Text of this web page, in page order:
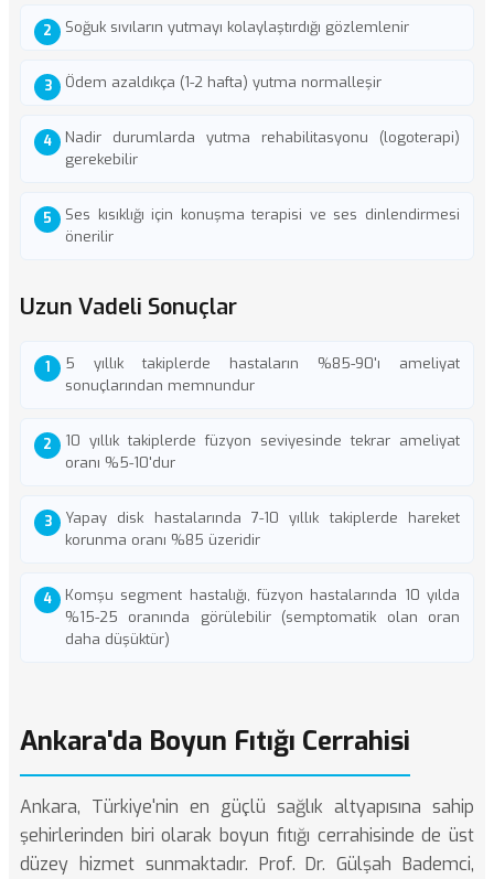
Soğuk sıvıların yutmayı kolaylaştırdığı gözlemlenir
Ödem azaldıkça (1-2 hafta) yutma normalleşir
Nadir durumlarda yutma rehabilitasyonu (logoterapi)
gerekebilir
Ses kısıklığı için konuşma terapisi ve ses dinlendirmesi
önerilir
Uzun Vadeli Sonuçlar
5 yıllık takiplerde hastaların %85-90'ı ameliyat
sonuçlarından memnundur
10 yıllık takiplerde füzyon seviyesinde tekrar ameliyat
oranı %5-10'dur
Yapay disk hastalarında 7-10 yıllık takiplerde hareket
korunma oranı %85 üzeridir
Komşu segment hastalığı, füzyon hastalarında 10 yılda
%15-25 oranında görülebilir (semptomatik olan oran
daha düşüktür)
Ankara'da Boyun Fıtığı Cerrahisi
Ankara, Türkiye'nin en güçlü sağlık altyapısına sahip
şehirlerinden biri olarak boyun fıtığı cerrahisinde de üst
düzey hizmet sunmaktadır. Prof. Dr. Gülşah Bademci,